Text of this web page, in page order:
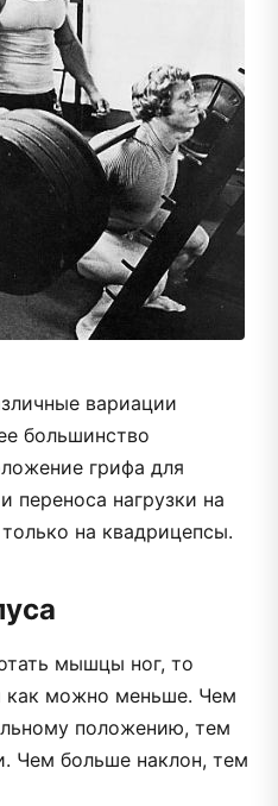
вариации
большинство
грифа для
переноса нагрузки на
на квадрицепсы.
мышцы ног, то
как можно меньше. Чем
положению, тем
Чем больше наклон, тем